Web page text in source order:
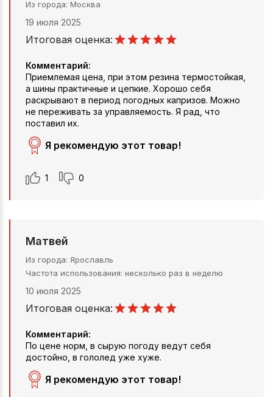
Из города Москва
19 июля 2025
Итоговая оценка:
Комментарий:
Приемлемая цена, при этом резина термостойкая,
а шины практичные и цепкие. Хорошо себя
раскрывают в период погодных капризов. Можно
не переживать за управляемость. Я рад, что
поставил их.
Я рекомендую этот товар!
1 0
Матвей
Из города Ярославль
Частота использования несколько раз в неделю
10 июля 2025
Итоговая оценка:
Комментарий:
По цене норм, в сырую погоду ведут себя
достойно, в гололед уже хуже.
Я рекомендую этот товар!